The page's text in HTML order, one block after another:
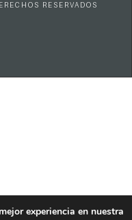
RESERVADOS
experiencia en nuestra